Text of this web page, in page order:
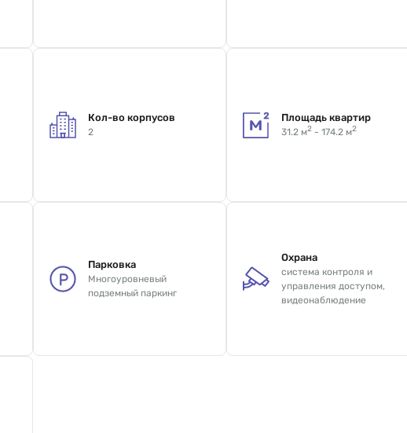
Кол-во корпусов
2
Площадь квартир
31.2 м2 - 174.2 м2
Парковка
Многоуровневый
подземный паркинг
Охрана
система контроля и
управления доступом,
видеонаблюдение